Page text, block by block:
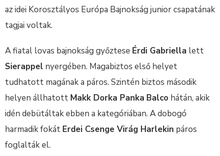
az idei Korosztályos Európa Bajnokság junior csapatának
tagjai voltak.
A fiatal lovas bajnokság győztese Érdi Gabriella lett
Sierappel nyergében. Magabiztos első helyet
tudhatott magának a páros. Szintén biztos második
helyen állhatott Makk Dorka Panka Balco hátán, akik
idén debütáltak ebben a kategóriában. A dobogó
harmadik fokát Erdei Csenge Virág Harlekin páros
foglalták el.